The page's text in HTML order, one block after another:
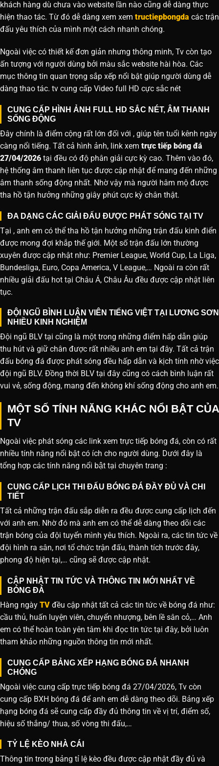
khách hàng dù chưa vào website lần nào cũng dễ dàng thực
hiện thao tác. Từ đó dễ dàng xem xem tructiepbongda các trận
đấu yêu thích của mình một cách nhanh chóng.
Ngoài việc có thiết kế đơn giản nhưng thông minh, Tv còn tạo
ấn tượng với người dùng bởi màu sắc website hài hòa. Các
mục thông tin quan trọng sắp xếp nổi bật giúp người dùng dễ
dàng thao tác. tv cung cấp Video full HD cực sắc nét
CUNG CẤP HÌNH ẢNH FULL HD SẮC NÉT, ÂM THANH
SỐNG ĐỘNG
Đây chính là điểm cộng rất lớn đối với , giúp tên tuổi kênh ngày
càng nổi tiếng. Tất cả hình ảnh, link xem trực tiếp bóng đá
27/04/2026 tại đều có độ phân giải cực kỳ cao. Thêm vào đó,
hệ thống âm thanh liên tục được cập nhật để mang đến những
âm thanh sống động nhất. Nhờ vậy mà người hâm mộ được
tha hồ tận hưởng những giây phút cực kỳ chân thật.
ĐA DẠNG CÁC GIẢI ĐẤU ĐƯỢC PHÁT SÓNG TẠI TV
Tại , anh em có thể tha hồ tận hưởng những trận đấu kinh điển
được mong đợi khắp thế giới. Một số trận đấu lớn thường
xuyên được cập nhật như: Premier League, World Cup, La Liga,
Bundesliga, Euro, Copa America, V League,… Ngoài ra còn rất
nhiều giải đấu hot tại Châu Á, Châu Âu đều được cập nhật liên
tục.
ĐỘI NGŨ BÌNH LUẬN VIÊN TIẾNG VIỆT TẠI LƯƠNG SƠN
NHIỀU KINH NGHIỆM
Đội ngũ BLV tại cũng là một trong những điểm hấp dẫn giúp
thu hút và giữ chân được rất nhiều anh em tại đây. Tất cả trận
đấu bóng đá được phát sóng đều hấp dẫn và kịch tính nhờ việc
đội ngũ BLV. Đồng thời BLV tại đây cũng có cách bình luận rất
vui vẻ, sống động, mang đến không khí sống động cho anh em.
MỘT SỐ TÍNH NĂNG KHÁC NỔI BẬT CỦA
TV
Ngoài việc phát sóng các link xem trực tiếp bóng đá, còn có rất
nhiều tính năng nổi bật có ích cho người dùng. Dưới đây là
tổng hợp các tính năng nổi bật tại chuyên trang :
CUNG CẤP LỊCH THI ĐẤU BÓNG ĐÁ ĐẦY ĐỦ VÀ CHI
TIẾT
Tất cả những trận đấu sắp diễn ra đều được cung cấp lịch đến
với anh em. Nhờ đó mà anh em có thể dễ dàng theo dõi các
trận bóng của đội tuyển mình yêu thích. Ngoài ra, các tin tức về
đội hình ra sân, nơi tổ chức trận đấu, thành tích trước đây,
phong độ hiện tại,… cũng sẽ được cập nhật.
CẬP NHẬT TIN TỨC VÀ THÔNG TIN MỚI NHẤT VỀ
BÓNG ĐÁ
Hàng ngày TV đều cập nhật tất cả các tin tức về bóng đá như:
cầu thủ, huấn luyện viên, chuyển nhượng, bên lề sân cỏ,… Anh
em có thể hoàn toàn yên tâm khi đọc tin tức tại đây, bởi luôn
tham khảo những nguồn thông tin mới nhất.
CUNG CẤP BẢNG XẾP HẠNG BÓNG ĐÁ NHANH
CHÓNG
Ngoài việc cung cấp trực tiếp bóng đá 27/04/2026, Tv còn
cung cấp BXH bóng đá để anh em dễ dàng theo dõi. Bảng xếp
hạng bóng đá sẽ cung cấp đầy đủ thông tin về vị trí, điểm số,
hiệu số thắng/ thua, số vòng thi đấu,…
TỶ LỆ KÈO NHÀ CÁI
Thông tin trong bảng tỉ lệ kèo đều được cập nhật đầy đủ và